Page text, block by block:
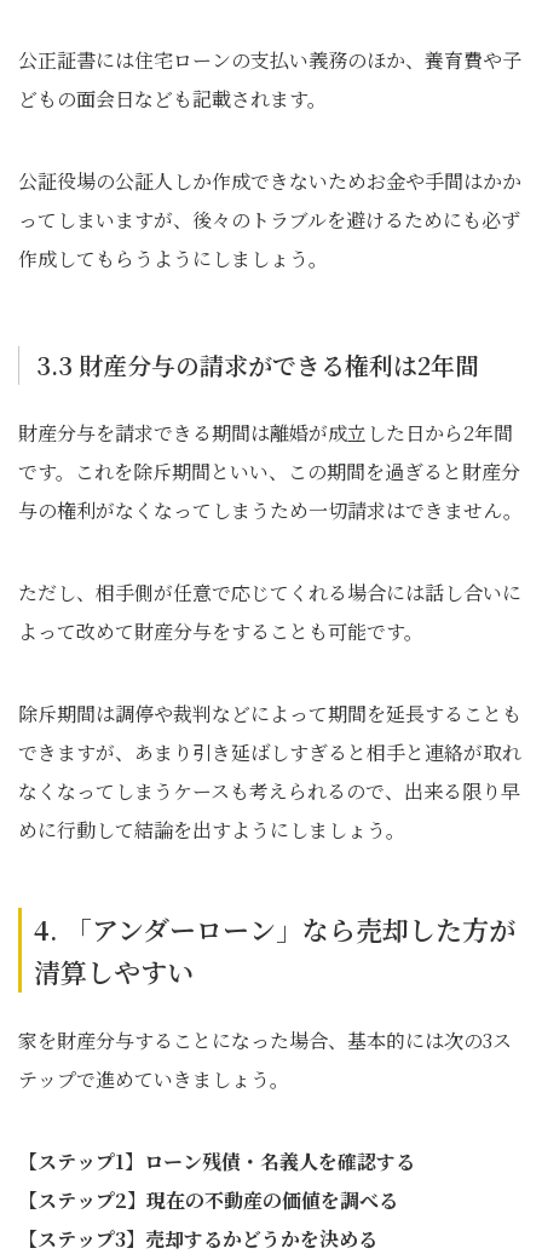
公正証書には住宅ローンの支払い義務のほか、養育費や子
どもの面会日なども記載されます。
公証役場の公証人しか作成できないためお金や手間はかか
ってしまいますが、後々のトラブルを避けるためにも必ず
作成してもらうようにしましょう。
3.3 財産分与の請求ができる権利は2年間
財産分与を請求できる期間は離婚が成立した日から2年間
です。これを除斥期間といい、この期間を過ぎると財産分
与の権利がなくなってしまうため一切請求はできません。
ただし、相手側が任意で応じてくれる場合には話し合いに
よって改めて財産分与をすることも可能です。
除斥期間は調停や裁判などによって期間を延長することも
できますが、あまり引き延ばしすぎると相手と連絡が取れ
なくなってしまうケースも考えられるので、出来る限り早
めに行動して結論を出すようにしましょう。
4. 「アンダーローン」なら売却した方が
清算しやすい
家を財産分与することになった場合、基本的には次の3ス
テップで進めていきましょう。
【ステップ1】ローン残債・名義人を確認する
【ステップ2】現在の不動産の価値を調べる
【ステップ3】売却するかどうかを決める